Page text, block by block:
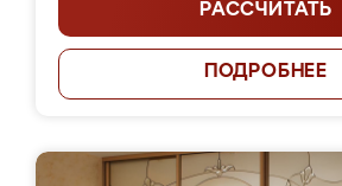
РАССЧИТАТЬ
ПОДРОБНЕЕ